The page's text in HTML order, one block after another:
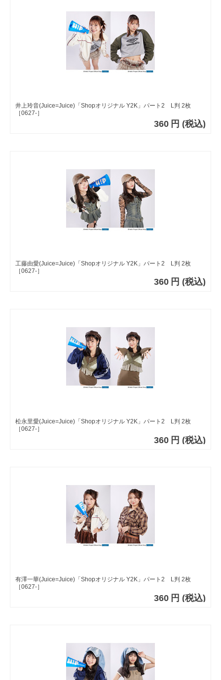
井上玲音(Juice=Juice)「Shopオリジナル Y2K」パート2 L判 2枚
［0627-］
360 円 (税込)
工藤由愛(Juice=Juice)「Shopオリジナル Y2K」パート2 L判 2枚
［0627-］
360 円 (税込)
松永里愛(Juice=Juice)「Shopオリジナル Y2K」パート2 L判 2枚
［0627-］
360 円 (税込)
有澤一華(Juice=Juice)「Shopオリジナル Y2K」パート2 L判 2枚
［0627-］
360 円 (税込)